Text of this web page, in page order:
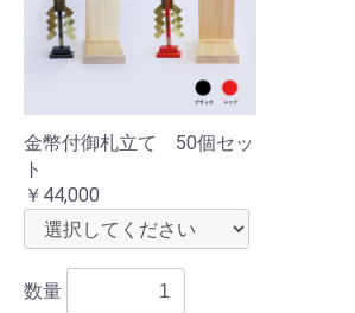
金幣付御札立て 50個セッ
ト
￥44,000
数量